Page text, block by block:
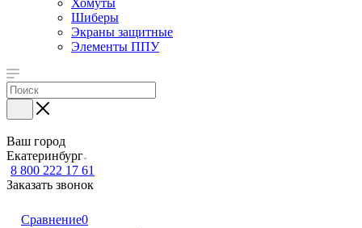
Хомуты
Шиберы
Экраны защитные
Элементы ППУ
Ваш город
Екатеринбург
8 800 222 17 61
Заказать звонок
Сравнение0